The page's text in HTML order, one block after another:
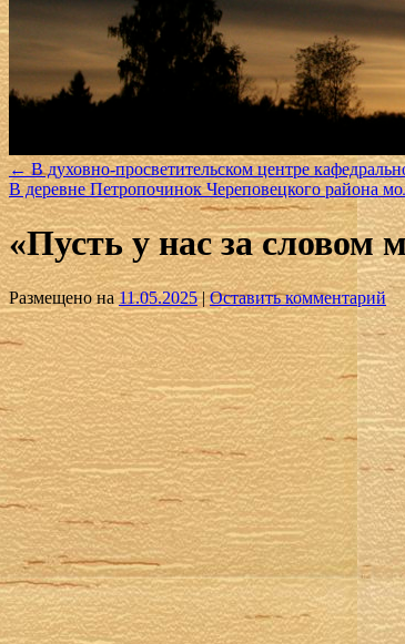
←В духовно-просветительском центре
В деревне Петропочинок Череповецкого района
«Пусть у нас за словом
Размещено на 11.05.2025 | Оставить комментарий